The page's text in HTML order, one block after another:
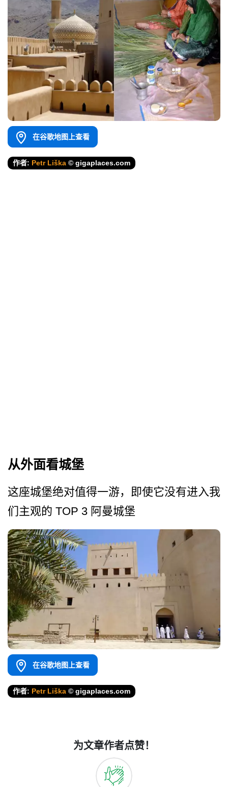
在谷歌地图上查看
作者: Petr Liška © gigaplaces.com
从外面看城堡
这座城堡绝对值得一游，即使­它没有进入我
们主观的 TOP 3 阿曼城堡
在谷歌地图上查看
作者: Petr Liška © gigaplaces.com
为文章作者点赞！